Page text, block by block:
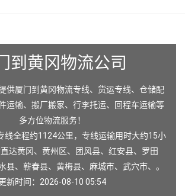
到黄冈物流公司
供厦门到黄冈物流专线、货运专线、仓储配
运输、搬厂搬家、行李托运、回程车运输等
多方位物流服务！
线全程约1124公里，专线运输用时大约15小
达黄冈、 黄州区、 团风县、 红安县、 罗田
县、 蕲春县、 黄梅县、 麻城市、 武穴市、。
新时间：2026-08-10 05:54